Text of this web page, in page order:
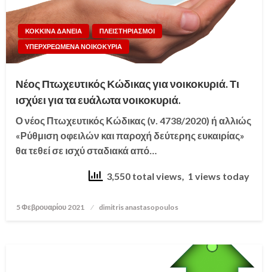
ΚΟΚΚΙΝΑ ΔΑΝΕΙΑ
ΠΛΕΙΣΤΗΡΙΑΣΜΟΙ
ΥΠΕΡΧΡΕΩΜΕΝΑ ΝΟΙΚΟΚΥΡΙΑ
Νέος Πτωχευτικός Κώδικας για νοικοκυριά. Τι
ισχύει για τα ευάλωτα νοικοκυριά.
Ο νέος Πτωχευτικός Κώδικας (ν. 4738/2020) ή αλλιώς
«Ρύθμιση οφειλών και παροχή δεύτερης ευκαιρίας»
θα τεθεί σε ισχύ σταδιακά από…
3,550 total views, 1 views today
Posted
5 Φεβρουαρίου 2021 dimitris anastasopoulos